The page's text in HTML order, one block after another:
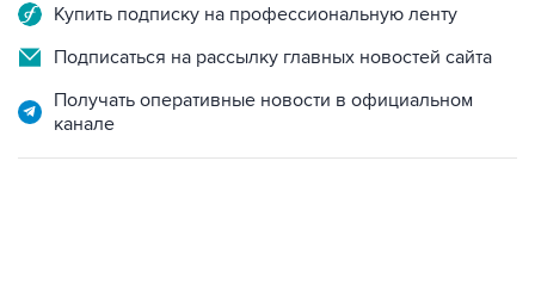
Купить подписку на профессиональную ленту
Подписаться на рассылку главных новостей сайта
Получать оперативные новости в официальном
канале